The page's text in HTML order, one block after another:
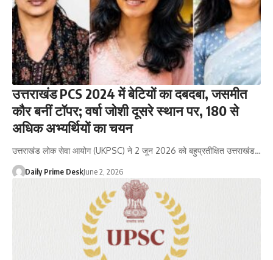
उत्तराखंड PCS 2024 में बेटियों का दबदबा, जसमीत
कौर बनीं टॉपर; वर्षा जोशी दूसरे स्थान पर, 180 से
अधिक अभ्यर्थियों का चयन
उत्तराखंड लोक सेवा आयोग (UKPSC) ने 2 जून 2026 को बहुप्रतीक्षित उत्तराखंड…
Daily Prime DeskJune 2, 2026